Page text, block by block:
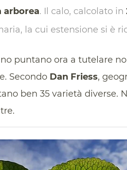
arborea. Il calo, calcolato in
la cui estensione si è
puntano ora a tutelare
Secondo Dan Friess,
ben 35 varietà diverse.